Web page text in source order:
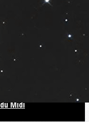
Midi